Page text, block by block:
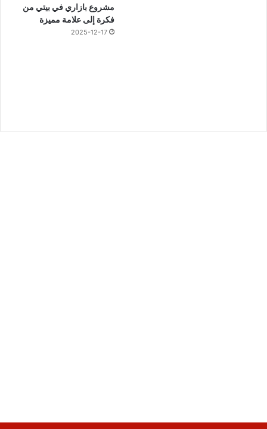
مشروع بازاري في بيتي من
فكرة إلى علامة مميزة
2025-12-17